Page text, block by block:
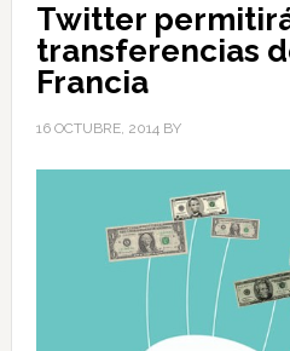
Twitter
transferencias
Francia
16 OCTUBRE, 2014BY